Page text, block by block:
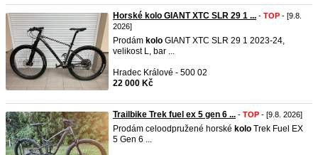
Horské kolo GIANT XTC SLR 29 1 ... - TOP - [9.8.
2026]
Prodám kolo GIANT XTC SLR 29 1 2023-24,
velikost L, bar ...
Hradec Králové - 500 02
22 000 Kč
Trailbike Trek fuel ex 5 gen 6 ... - TOP - [9.8. 2026]
​Prodám celoodpružené horské kolo Trek Fuel EX
5 Gen 6 ...